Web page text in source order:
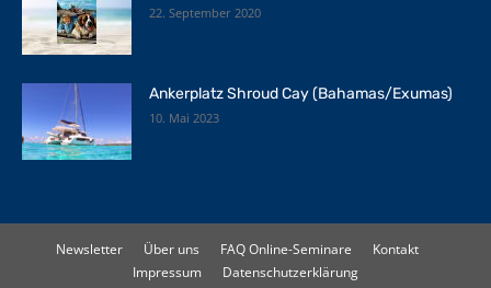
22. September 2020
Ankerplatz Shroud Cay (Bahamas/Exumas)
10. Mai 2023
Newsletter Über uns FAQ Online-Seminare
Kontakt
Impressum
Datenschutzerklärung